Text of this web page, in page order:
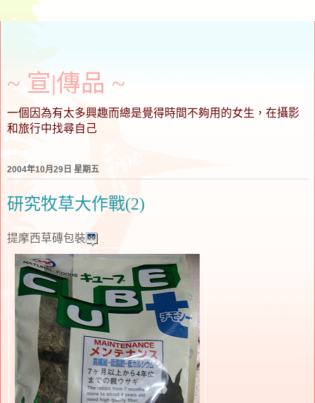
~ 宣∣傳品 ~
一個因為有太多興趣而總是覺得時間不夠用的女生，在攝影
和旅行中找尋自己
2004年10月29日 星期五
研究牧草大作戰(2)
提摩西草磚包裝